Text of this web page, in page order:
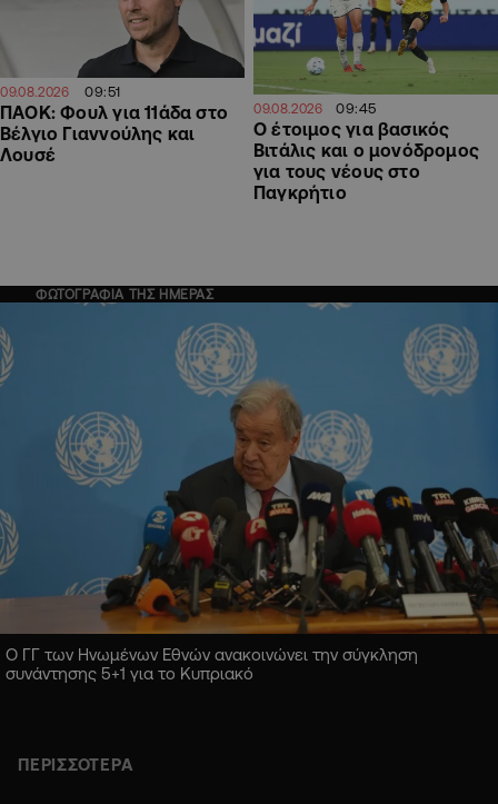
09.08.2026 09:51
ΠΑΟΚ: Φουλ για 11άδα στο
Βέλγιο Γιαννούλης και
Λουσέ
09.08.2026 09:45
Ο έτοιμος για βασικός
Βιτάλις και ο μονόδρομος
για τους νέους στο
Παγκρήτιο
ΦΩΤΟΓΡΑΦΙΑ ΤΗΣ ΗΜΕΡΑΣ
Ο ΓΓ των Ηνωμένων Εθνών ανακοινώνει την σύγκληση
συνάντησης 5+1 για το Κυπριακό
ΠΕΡΙΣΣΟΤΕΡΑ